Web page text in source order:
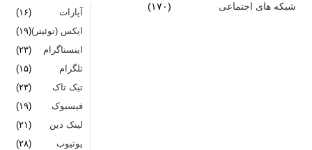
شبکه های اجتماعی (۱۷۰)
آپارات
(۱۶)
ایکس (توئیتر)(۱۹)
اینستاگرام
(۲۳)
تلگرام
(۱۵)
تیک تاک
(۲۳)
فیسبوک
(۱۹)
لینک دین
(۲۱)
یوتیوب
(۲۸)